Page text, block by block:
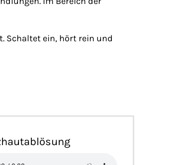
Schaltet ein, hört rein und